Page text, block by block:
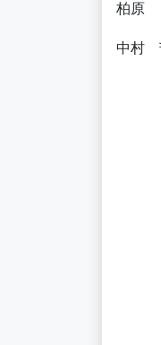
柏原
中村